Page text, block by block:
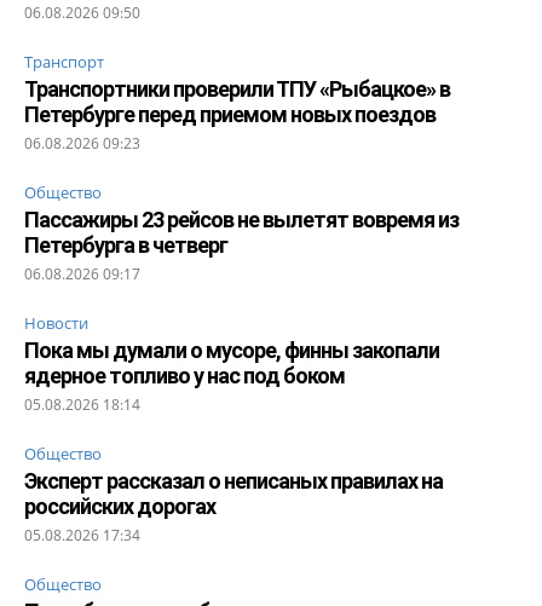
06.08.2026 09:50
Транспорт
Транспортники проверили ТПУ «Рыбацкое» в
Петербурге перед приемом новых поездов
06.08.2026 09:23
Общество
Пассажиры 23 рейсов не вылетят вовремя из
Петербурга в четверг
06.08.2026 09:17
Новости
Пока мы думали о мусоре, финны закопали
ядерное топливо у нас под боком
05.08.2026 18:14
Общество
Эксперт рассказал о неписаных правилах на
российских дорогах
05.08.2026 17:34
Общество